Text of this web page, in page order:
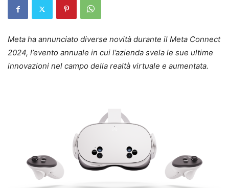
Meta ha annunciato diverse novità durante il Meta Connect
2024, l’evento annuale in cui l’azienda svela le sue ultime
innovazioni nel campo della realtà virtuale e aumentata.